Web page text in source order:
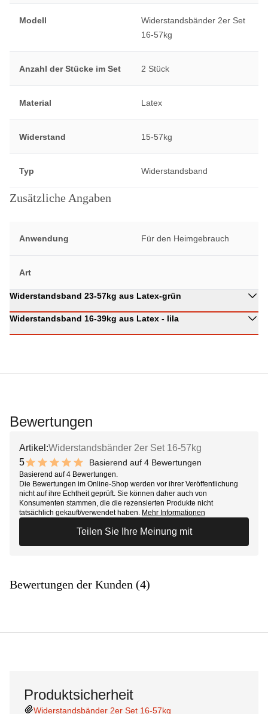
Modell
Widerstandsbänder 2er Set
16-57kg
Anzahl der Stücke im Set 2 Stück
Material Latex
Widerstand 15-57kg
Typ Widerstandsband
Zusätzliche Angaben
Anwendung Für den Heimgebrauch
Art
Widerstandsband 23-57kg aus Latex-grün
Widerstandsband 16-39kg aus Latex - lila
Bewertungen
Artikel:Widerstandsbänder 2er Set 16-57kg
5
10 out of 10 stars
Basierend auf 4 Bewertungen
Basierend auf 4 Bewertungen.
Die Bewertungen im Online-Shop werden vor ihrer Veröffentlichung
nicht auf ihre Echtheit geprüft. Sie können daher auch von
Konsumenten stammen, die die rezensierten Produkte nicht
tatsächlich gekauft/verwendet haben. Mehr Informationen
Teilen Sie Ihre Meinung mit
Bewertungen der Kunden (4)
Produktsicherheit
Widerstandsbänder 2er Set 16-57kg